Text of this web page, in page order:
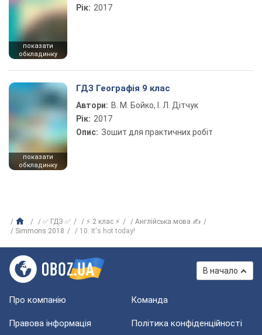
показати
обкладинку
Рік: 2017
показати
обкладинку
ГДЗ Географія 9 клас
Автори: В. М. Бойко, І. Л. Дітчук
Рік: 2017
Опис: Зошит для практичних робіт
✅ ГДЗ ✅ ⚡ 2 клас ⚡
Англійська мова ✍
Simmons 2018
10. It's hot today!
В начало
Про компанію Команда
Правова інформація Політика конфіденційності